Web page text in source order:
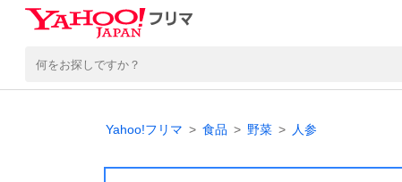
Yahoo!フリマ 食品 野菜 人参